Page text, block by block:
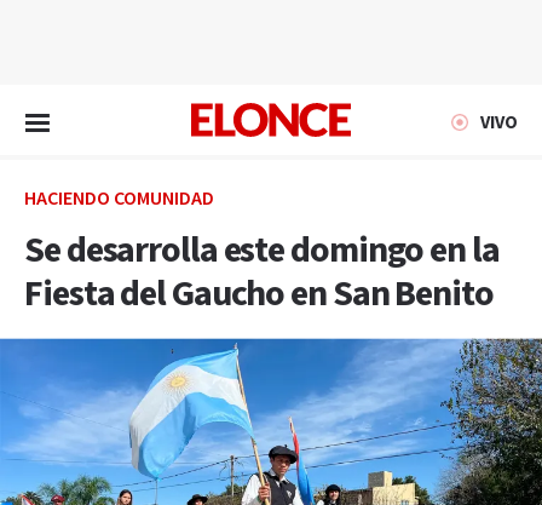
VIVO
HACIENDO COMUNIDAD
Se desarrolla este domingo en la
Fiesta del Gaucho en San Benito